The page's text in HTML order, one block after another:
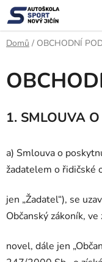
Přejít
na
obsah
Domů / OBCHODNÍ
1. SMLOUVA
a) Smlouva o
žadatelem o řidičské
jen „Žadatel“), se
Občanský zákoník,
novel, dále jen